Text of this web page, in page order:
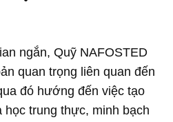
ngắn, Quỹ NAFOSTED
quan trọng liên quan đến
đó hướng đến việc tạo
trung thực, minh bạch